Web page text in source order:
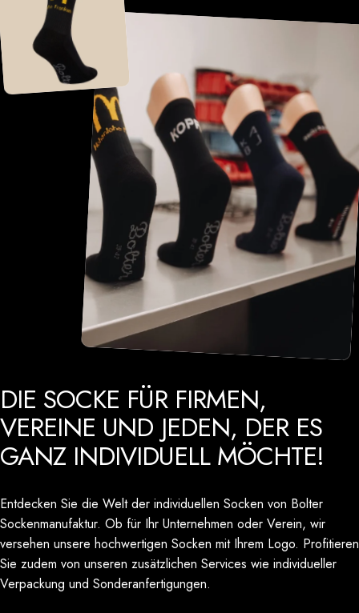
DIE SOCKE FÜR FIRMEN,
VEREINE UND JEDEN, DER ES
GANZ INDIVIDUELL MÖCHTE!
Entdecken Sie die Welt der individuellen Socken von Bolter
Sockenmanufaktur. Ob für Ihr Unternehmen oder Verein, wir
versehen unsere hochwertigen Socken mit Ihrem Logo. Profitieren
Sie zudem von unseren zusätzlichen Services wie individueller
Verpackung und Sonderanfertigungen.